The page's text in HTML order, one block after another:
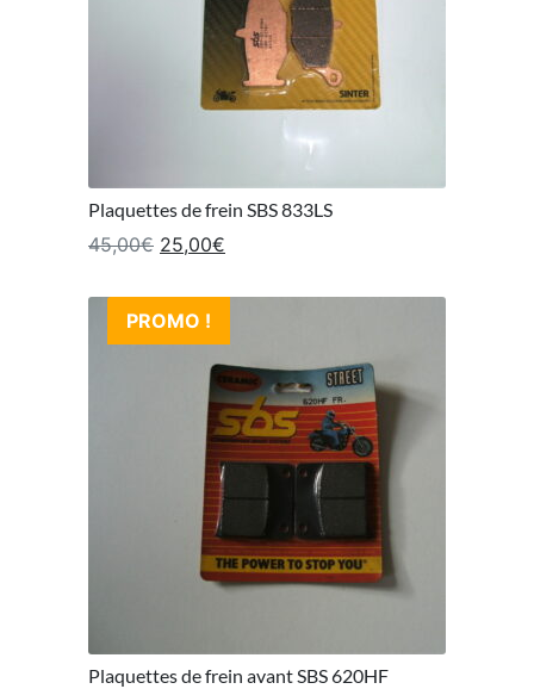
Plaquettes de frein SBS 833LS
45,00€ Le prix initial était : 45,00€.
25,00€
PROMO !
Plaquettes de frein avant SBS 620HF